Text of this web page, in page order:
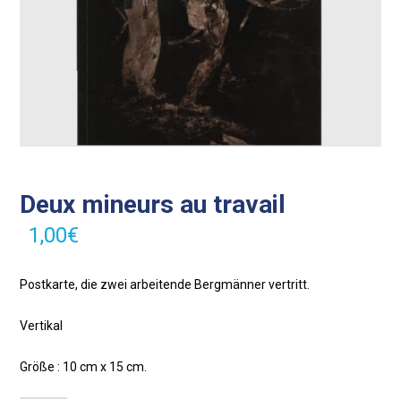
Deux mineurs au travail
1,00€
Postkarte, die zwei arbeitende Bergmänner vertritt.
Vertikal
Größe : 10 cm x 15 cm.